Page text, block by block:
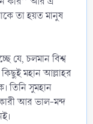
তা হয়ত মানুষ
যে, চলমান বিশ্ব
মহান আল্লাহর
তিনি সুমহান
আর ভাল-মন্দ